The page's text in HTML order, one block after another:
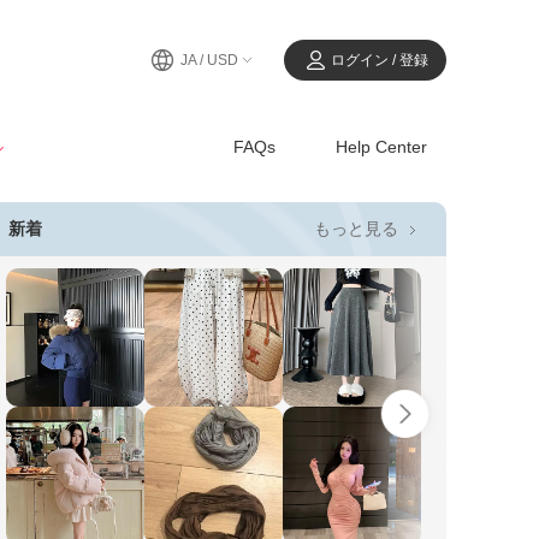
JA / USD ログイン / 登録
FAQs Help Center
新着 もっと見る 